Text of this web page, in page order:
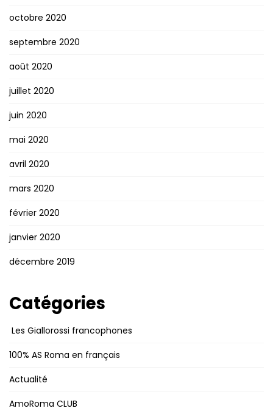
octobre 2020
septembre 2020
août 2020
juillet 2020
juin 2020
mai 2020
avril 2020
mars 2020
février 2020
janvier 2020
décembre 2019
Catégories
Les Giallorossi francophones
100% AS Roma en français
Actualité
AmoRoma CLUB